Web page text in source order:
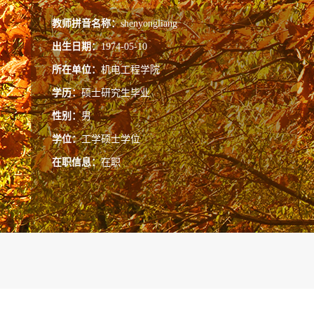
教师拼音名称：shenyongliang
出生日期：1974-05-10
所在单位：机电工程学院
学历：硕士研究生毕业
性别：男
学位：工学硕士学位
在职信息：在职